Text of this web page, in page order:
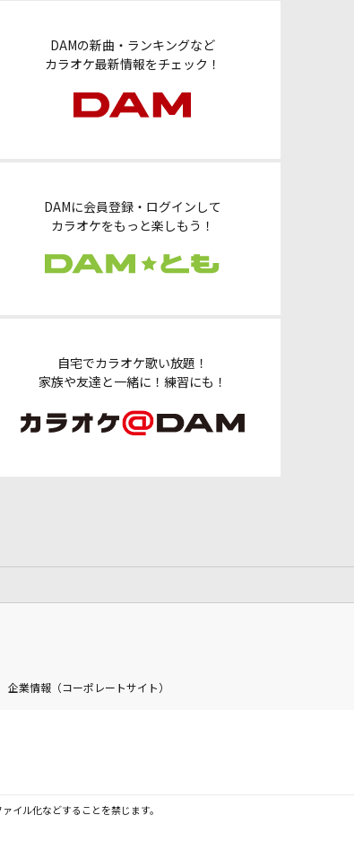
DAMの新曲・ランキングなど
カラオケ最新情報をチェック！
DAMに会員登録・ログインして
カラオケをもっと楽しもう！
自宅でカラオケ歌い放題！
家族や友達と一緒に！練習にも！
企業情報（コーポレートサイト）
イル化などすることを禁じます。